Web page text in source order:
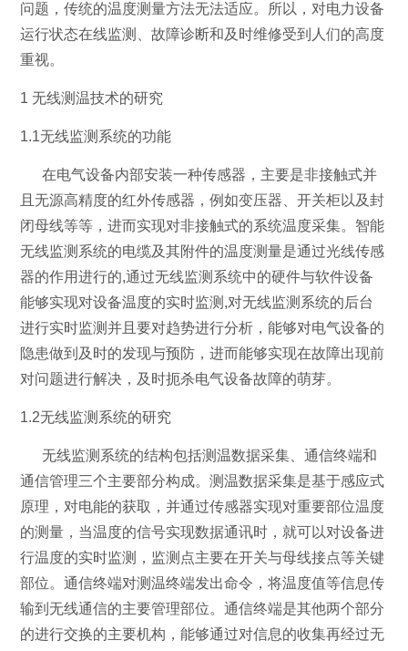
问题，传统的温度测量方法无法适应。所以，对电力设备
运行状态在线监测、故障诊断和及时维修受到人们的高度
重视。
1 无线测温技术的研究
1.1无线监测系统的功能
在电气设备内部安装一种传感器，主要是非接触式并
且无源高精度的红外传感器，例如变压器、开关柜以及封
闭母线等等，进而实现对非接触式的系统温度采集。智能
无线监测系统的电缆及其附件的温度测量是通过光线传感
器的作用进行的,通过无线监测系统中的硬件与软件设备
能够实现对设备温度的实时监测,对无线监测系统的后台
进行实时监测并且要对趋势进行分析，能够对电气设备的
隐患做到及时的发现与预防，进而能够实现在故障出现前
对问题进行解决，及时扼杀电气设备故障的萌芽。
1.2无线监测系统的研究
无线监测系统的结构包括测温数据采集、通信终端和
通信管理三个主要部分构成。测温数据采集是基于感应式
原理，对电能的获取，并通过传感器实现对重要部位温度
的测量，当温度的信号实现数据通讯时，就可以对设备进
行温度的实时监测，监测点主要在开关与母线接点等关键
部位。通信终端对测温终端发出命令，将温度值等信息传
输到无线通信的主要管理部位。通信终端是其他两个部分
的进行交换的主要机构，能够通过对信息的收集再经过无